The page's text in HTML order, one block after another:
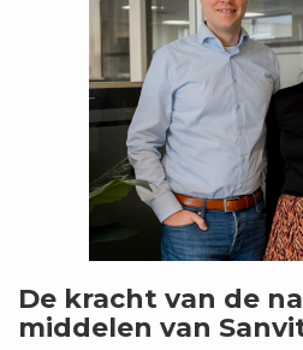
De kracht van de
middelen van